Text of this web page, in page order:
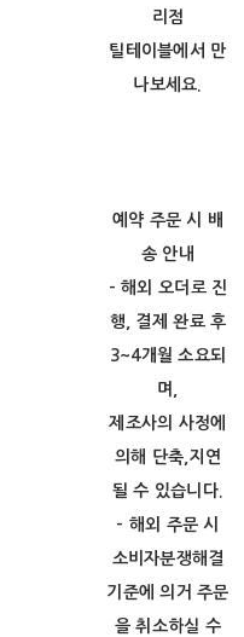
리점
틸테이블에서 만
나보세요.
예약 주문 시 배
송 안내
- 해외 오더로 진
행, 결제 완료 후
3~4개월 소요되
며,
제조사의 사정에
의해 단축,지연
될 수 있습니다.
- 해외 주문 시
소비자분쟁해결
기준에 의거 주문
을 취소하실 수